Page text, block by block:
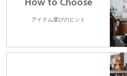
アイテム選びのヒント